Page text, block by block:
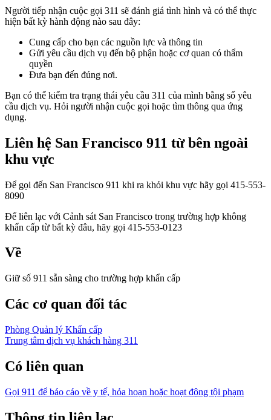
Người tiếp nhận cuộc gọi 311 sẽ đánh giá tình hình và có thể thực
hiện bất kỳ hành động nào sau đây:
Cung cấp cho bạn các nguồn lực và thông tin
Gửi yêu cầu dịch vụ đến bộ phận hoặc cơ quan có thẩm
quyền
Đưa bạn đến đúng nơi.
Bạn có thể kiểm tra trạng thái yêu cầu 311 của mình bằng số yêu
cầu dịch vụ. Hỏi người nhận cuộc gọi hoặc tìm thông qua ứng
dụng.
Liên hệ San Francisco 911 từ bên ngoài
khu vực
Để gọi đến San Francisco 911 khi ra khỏi khu vực hãy gọi 415-553-
8090
Để liên lạc với Cảnh sát San Francisco trong trường hợp không
khẩn cấp từ bất kỳ đâu, hãy gọi 415-553-0123
Về
Giữ số 911 sẵn sàng cho trường hợp khẩn cấp
Các cơ quan đối tác
Phòng Quản lý Khẩn cấp
Trung tâm dịch vụ khách hàng 311
Có liên quan
Gọi 911 để báo cáo về y tế, hỏa hoạn hoặc hoạt động tội phạm